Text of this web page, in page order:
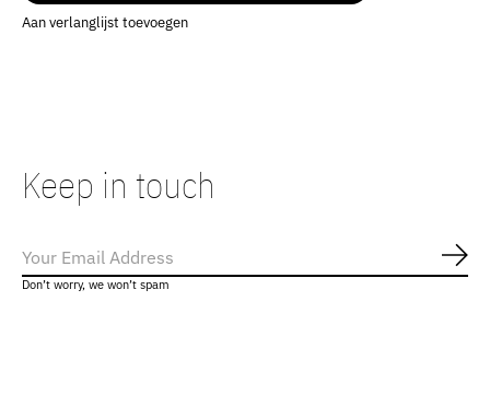
Aan verlanglijst toevoegen
Keep in touch
Don’t worry, we won’t spam